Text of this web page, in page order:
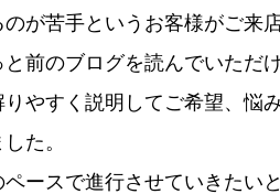
が苦手というお客様がご来
と前のブログを読んでいただ
やすく説明してご希望、悩
た。
ースで進行させていきたい